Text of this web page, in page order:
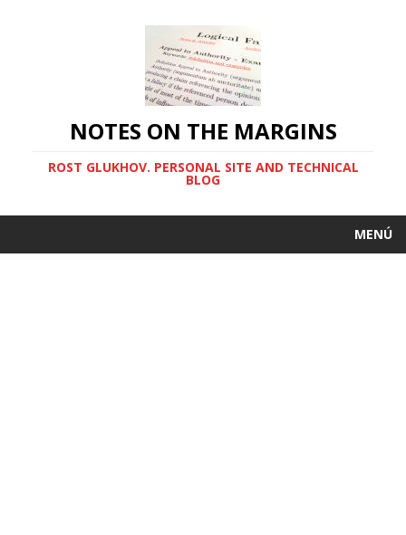
NOTES ON THE MARGINS
ROST GLUKHOV. PERSONAL SITE AND TECHNICAL
BLOG
MENÚ